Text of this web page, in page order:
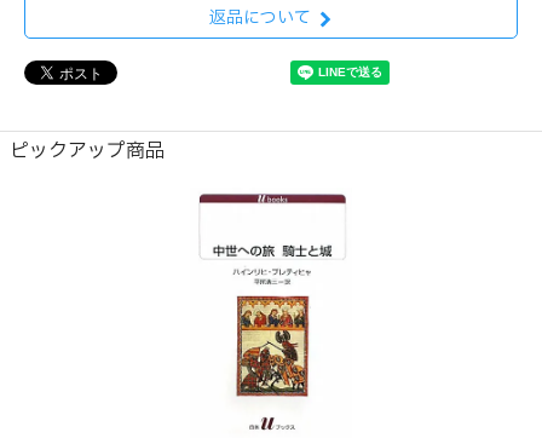
返品について
ピックアップ商品